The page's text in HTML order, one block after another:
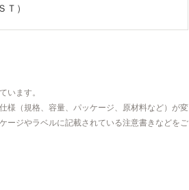
Ｔ）
います。
様（規格、容量、パッケージ、原材料など）が変
ージやラベルに記載されている注意書きなどをご